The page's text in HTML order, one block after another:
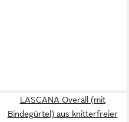
LASCANA Overall (mit
Bindegürtel) aus knitterfreier